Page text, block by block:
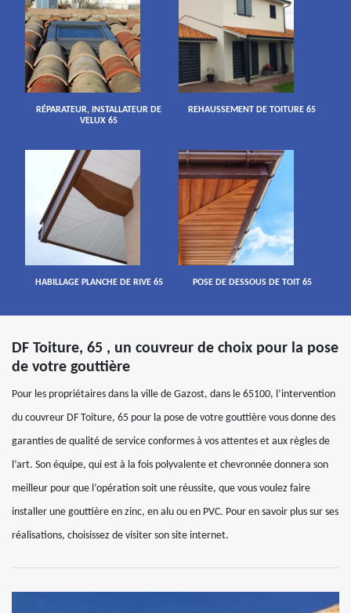
RÉPARATEUR, INSTALLATEUR DE
VELUX 65
REHAUSSEMENT DE TOITURE 65
HABILLAGE PLANCHE DE RIVE 65 POSE DE DESSOUS DE TOIT 65
DF Toiture, 65 , un couvreur de choix pour la pose
de votre gouttière
Pour les propriétaires dans la ville de Gazost, dans le 65100, l’intervention
du couvreur DF Toiture, 65 pour la pose de votre gouttière vous donne des
garanties de qualité de service conformes à vos attentes et aux règles de
l’art. Son équipe, qui est à la fois polyvalente et chevronnée donnera son
meilleur pour que l’opération soit une réussite, que vous voulez faire
installer une gouttière en zinc, en alu ou en PVC. Pour en savoir plus sur ses
réalisations, choisissez de visiter son site internet.